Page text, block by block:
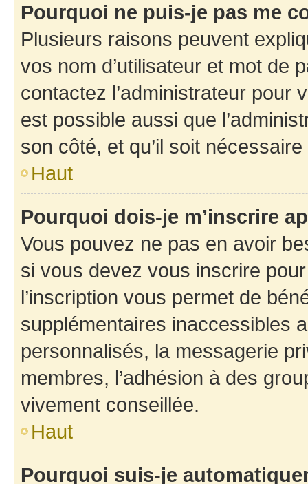
Pourquoi ne puis-je pas me
Plusieurs raisons peuvent
vos nom d’utilisateur et mot de
contactez l’administrateur pour
est possible aussi que
son côté, et qu’il soit
Haut
Pourquoi dois-je m’inscrire
Vous pouvez ne pas en avoir
si vous devez vous inscrire
l’inscription vous permet de
supplémentaires inaccessibles
personnalisés, la messagerie
membres, l’adhésion à des
vivement conseillée.
Haut
Pourquoi suis-je